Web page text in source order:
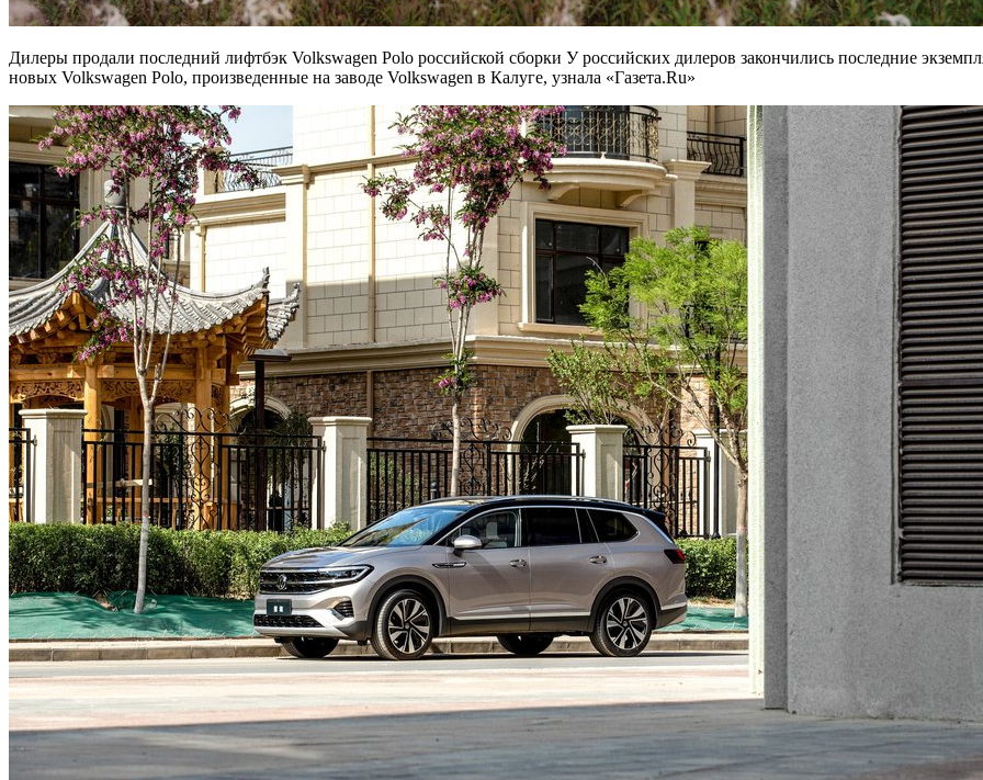
Дилеры продали последний лифтбэк Volkswagen Polo российской сборки У российских дилеров закончились последние
новых Volkswagen Polo, произведенные на заводе Volkswagen в Калуге, узнала «Газета.Ru»